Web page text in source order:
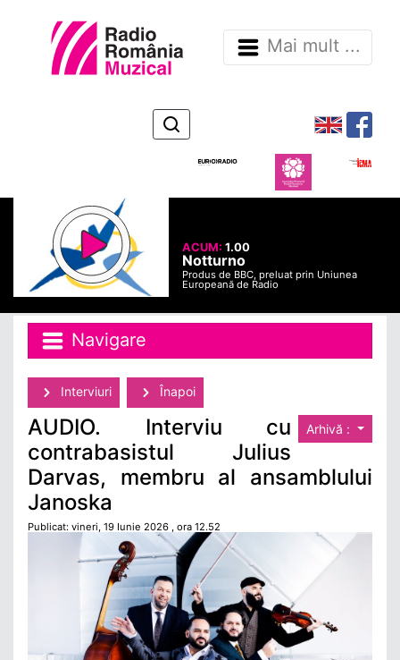
Mai mult ...
ACUM:1.00
Notturno
Produs de BBC, preluat prin Uniunea
Europeană de Radio
Navigare
Interviuri Înapoi
Arhivă :
AUDIO. Interviu cu
contrabasistul Julius
Darvas, membru al ansamblului
Janoska
Publicat: vineri, 19 Iunie 2026 , ora 12.52